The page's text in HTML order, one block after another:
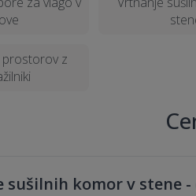
prostorov z
sušilnih komor v stene -